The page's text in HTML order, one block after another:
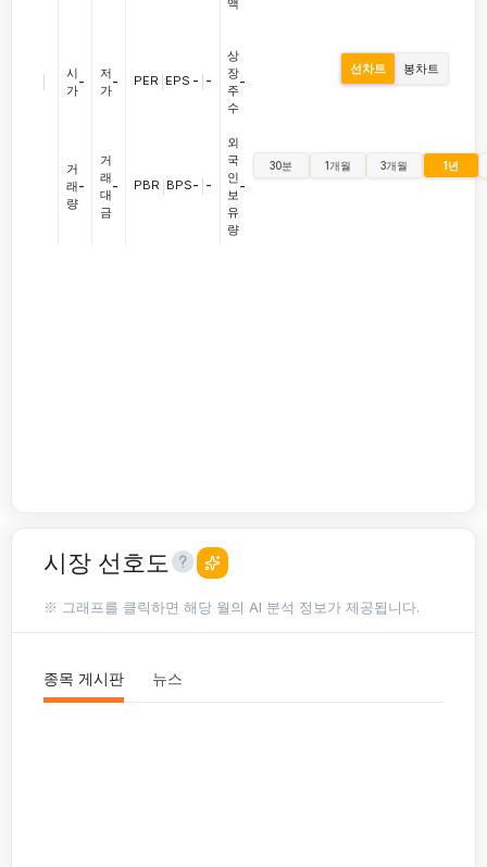
시
가
-
거
래
량
-
저
가
-
거
래
대
금
-
PER EPS - -
PBR BPS- -
액
상
장
주
수
-
외
국
인
보
유
량
-
선차트 봉차트
30분 1개월 3개월 1년
시장 선호도
※ 그래프를 클릭하면 해당 월의 AI 분석 정보가 제공됩니다.
종목 게시판 뉴스